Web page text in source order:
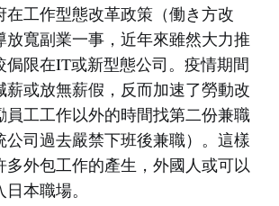
在工作型態改革政策（働き方改
放寬副業一事，近年來雖然大力推
侷限在IT或新型態公司。疫情期間
薪或放無薪假，反而加速了勞動改
員工工作以外的時間找第二份兼職
公司過去嚴禁下班後兼職）。這樣
多外包工作的產生，外國人或可以
本職場。